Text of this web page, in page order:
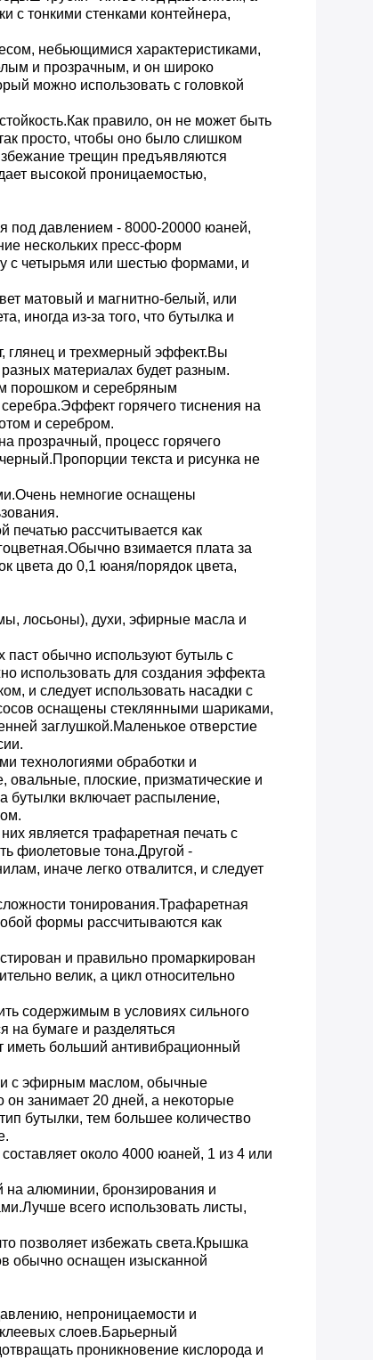
с тонкими стенками контейнера,
небьющимися характеристиками,
и прозрачным, и он широко
можно использовать с головкой
правило, он не может быть
просто, чтобы оно было слишком
трещин предъявляются
высокой проницаемостью,
под давлением - 8000-20000 юаней,
нескольких пресс-форм
с четырьмя или шестью формами, и
матовый и магнитно-белый, или
иногда из-за того, что бутылка и
глянец и трехмерный эффект.Вы
материалах будет разным.
порошком и серебряным
горячего тиснения на
и серебром.
прозрачный, процесс горячего
текста и рисунка не
немногие оснащены
печатью рассчитывается как
взимается плата за
цвета до 0,1 юаня/порядок цвета,
лосьоны), духи, эфирные масла и
обычно используют бутыль с
использовать для создания эффекта
и следует использовать насадки с
оснащены стеклянными шариками,
заглушкой.Маленькое отверстие
технологиями обработки и
плоские, призматические и
бутылки включает распыление,
является трафаретная печать с
фиолетовые тона.Другой -
иначе легко отвалится, и следует
тонирования.Трафаретная
формы рассчитываются как
и правильно промаркирован
велик, а цикл относительно
содержимым в условиях сильного
на бумаге и разделяться
иметь больший антивибрационный
с эфирным маслом, обычные
занимает 20 дней, а некоторые
бутылки, тем большее количество
около 4000 юаней, 1 из 4 или
на алюминии, бронзирования и
всего использовать листы,
позволяет избежать света.Крышка
обычно оснащен изысканной
непроницаемости и
слоев.Барьерный
проникновение кислорода и